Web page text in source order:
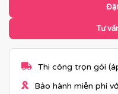
Tư
Thi công trọn gói
Bảo hành miễn phí